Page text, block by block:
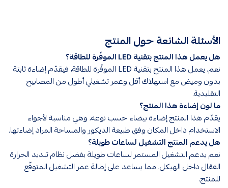
الأسئلة الشائعة حول المنتج
هل يعمل هذا المنتج بتقنية LED الموفّرة للطاقة؟
نعم، يعمل هذا المنتج بتقنية LED الموفّرة للطاقة، فيقدّم إضاءة ثابتة
بدون وميض مع استهلاك أقل وعمر تشغيلي أطول من المصابيح
التقليدية.
ما لون إضاءة هذا المنتج؟
يقدّم هذا المنتج إضاءة بيضاء حسب نوعه، وهي مناسبة لأجواء
الاستخدام داخل المكان وفق طبيعة الديكور والمساحة المراد إضاءتها.
هل يدعم المنتج التشغيل لساعات طويلة؟
نعم يدعم التشغيل المستمر لساعات طويلة بفضل نظام تبديد الحرارة
الفعّال داخل الهيكل، مما يساعد على إطالة عمر التشغيل المتوقّع
للمنتج.